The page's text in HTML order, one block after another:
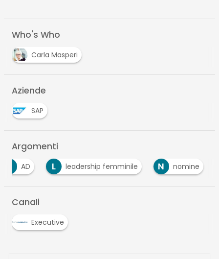
Who's Who
Carla Masperi
Aziende
SAP
Argomenti
AD L leadership femminile N nomine
Canali
Executive